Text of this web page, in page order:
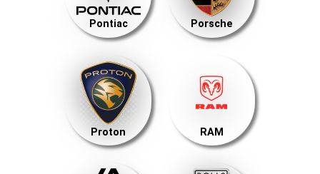
Pontiac Porsche
Proton RAM